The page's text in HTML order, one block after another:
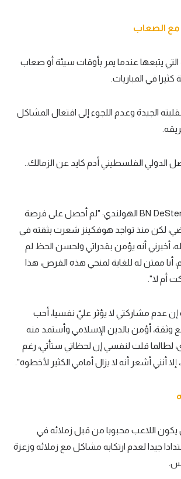
مع الصعاب
يتبعها عندما يمر بأوقات سيئة أو صعاب
في المباريات.
الجيدة وعدم اللجوء إلى افتعال المشاكل
وقال كايد لموقع BN DeStem الهولندي: "لم أحصل على فرصة
لكن منذ تواجد هوفكينز شعرت بثقته في
أخبرني أنه يؤمن بقدراتي ولحسن الحظ لم
أنا ممتن له للغاية لمنحي هذه الفرص، هذا
أم لا".
عدم مشاركتي لا يؤثر عليّ نفسيا، أحب
وثقة، أؤمن بالدين الإسلامي وأستمد منه
لطالما قلت لنفسي إن لحظاتي ستأتي، رغم
إلا أنني أشعر أنه لا يزال أمامي الكثير لأخطوه".
يكون اللاعب محبوبا من قبل زملائه في
جيدا لعدم ارتكابه مشاكل مع زملائه وزعزة